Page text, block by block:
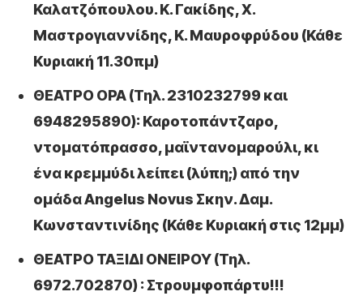
Καλατζόπουλου. Κ. Γακίδης, Χ.
Μαστρογιαννίδης, Κ. Μαυροφρύδου (Κάθε
Κυριακή 11.30πμ)
ΘΕΑΤΡΟ ΟΡΑ (Τηλ. 2310232799 και
6948295890): Καροτοπάντζαρο,
ντοματόπρασσο, μαϊντανομαρούλι, κι
ένα κρεμμύδι λείπει (λύπη;) από την
ομάδα Angelus Novus Σκην. Δαμ.
Κωνσταντινίδης (Κάθε Κυριακή στις 12μμ)
ΘΕΑΤΡΟ ΤΑΞΙΔΙ ΟΝΕΙΡΟΥ (Τηλ.
6972.702870) : Στρουμφοπάρτυ!!!